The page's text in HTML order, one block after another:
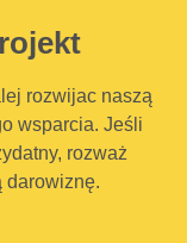
rozwijac naszą
wsparcia. Jeśli
rozważ
darowiznę.